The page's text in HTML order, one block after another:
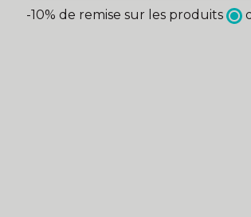
-10% de remise sur les produits